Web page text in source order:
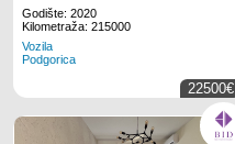
Godište: 2020
Kilometraža: 215000
Vozila
Podgorica
22500€